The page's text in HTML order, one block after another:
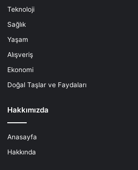
Teknoloji
Sağlık
Yaşam
Alışveriş
Ekonomi
Doğal Taşlar ve Faydaları
Hakkımızda
Anasayfa
Hakkında